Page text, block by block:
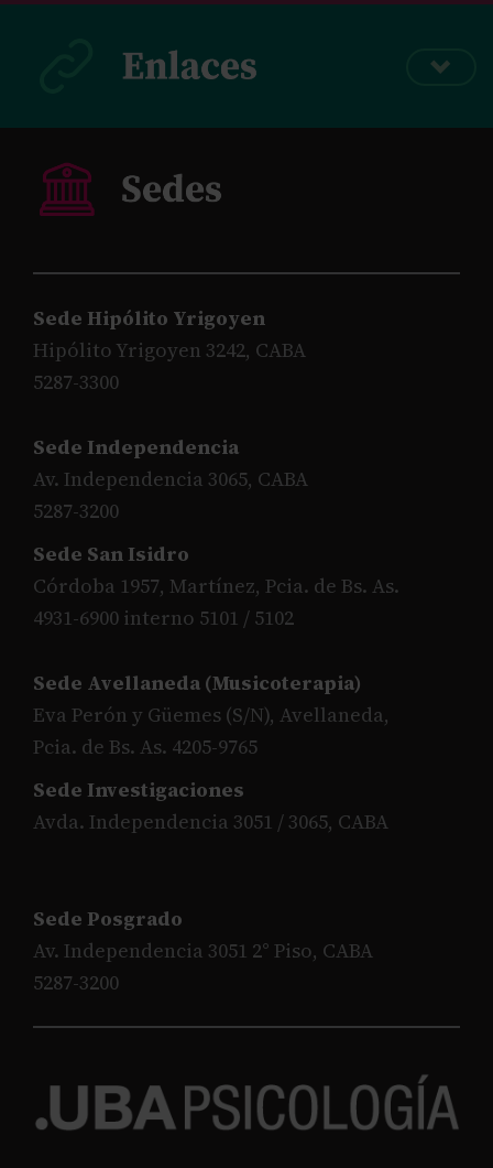
Sede Hipólito Yrigoyen
Hipólito Yrigoyen 3242, CABA
5287-3300
Sede Independencia
Av. Independencia 3065, CABA
5287-3200
Sede San Isidro
Córdoba 1957, Martínez, Pcia. de Bs. As.
4931-6900 interno 5101 / 5102
Sede Avellaneda (Musicoterapia)
Eva Perón y Güemes (S/N), Avellaneda,
Pcia. de Bs. As. 4205-9765
Sede Investigaciones
Avda. Independencia 3051 / 3065, CABA
Sede Posgrado
Av. Independencia 3051 2° Piso, CABA
5287-3200